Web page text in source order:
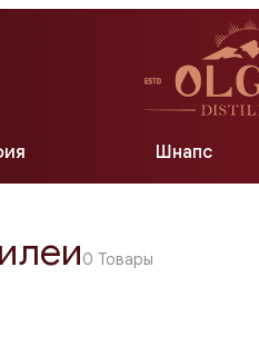
Шнапс
0 Товары